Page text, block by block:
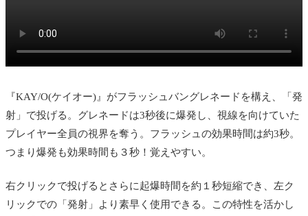
『KAY/O(ケイオー)』がフラッシュバングレネードを構え、「発
射」で投げる。グレネードは3秒後に爆発し、視線を向けていた
プレイヤー全員の視界を奪う。フラッシュの効果時間は約3秒。
つまり爆発も効果時間も３秒！覚えやすい。
右クリックで投げるとさらに起爆時間を約１秒短縮でき、左ク
リックでの 「発射」
より素早く使用できる。この特性を活かし